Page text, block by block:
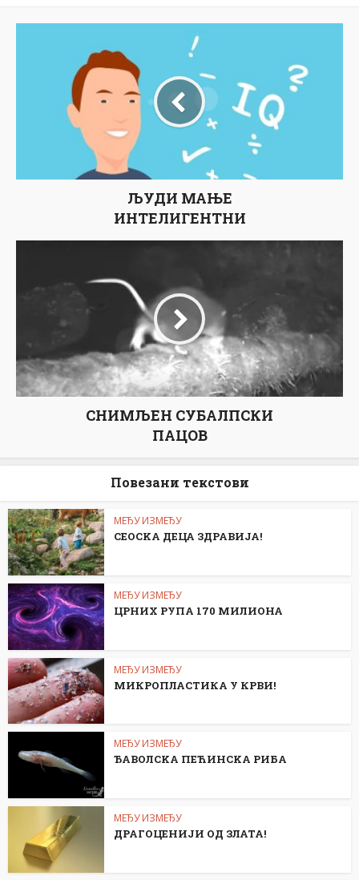
ЉУДИ МАЊЕ
ИНТЕЛИГЕНТНИ
СНИМЉЕН СУБАЛПСКИ
ПАЦОВ
Повезани текстови
МЕЂУ ИЗМЕЂУ
СЕОСKА ДЕЦА ЗДРАВИЈА!
МЕЂУ ИЗМЕЂУ
ЦРНИХ РУПА 170 МИЛИОНА
МЕЂУ ИЗМЕЂУ
МИКРОПЛАСТИКА У КРВИ!
МЕЂУ ИЗМЕЂУ
ЂАВОЛСKА ПЕЋИНСKА РИБА
МЕЂУ ИЗМЕЂУ
ДРАГОЦЕНИЈИ ОД ЗЛАТА!